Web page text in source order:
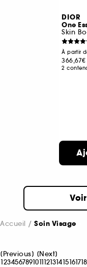
DIOR
One
Skin
À partir
366,67€
2
Accueil Soin Visage
[Previous] [Next]
123456789101112131415161718